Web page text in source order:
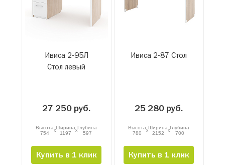
Ивиса 2-95Л
Стол левый
27 250 руб.
Высота
754
xШирина
1197
xГлубина
597
Купить в 1 клик
Ивиса 2-87 Стол
25 280 руб.
Высота
780
xШирина
2152
xГлубина
700
Купить в 1 клик